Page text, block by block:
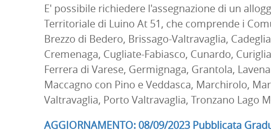
E' possibile richiedere l'assegnazione di un
Territoriale di Luino At 51, che comprende i
Brezzo di Bedero, Brissago-Valtravaglia,
Cremenaga, Cugliate-Fabiasco, Cunardo,
Ferrera di Varese, Germignaga, Grantola,
Maccagno con Pino e Veddasca, Marchirolo,
Valtravaglia, Porto Valtravaglia, Tronzano Lago
AGGIORNAMENTO: 08/09/2023 Pubblicata